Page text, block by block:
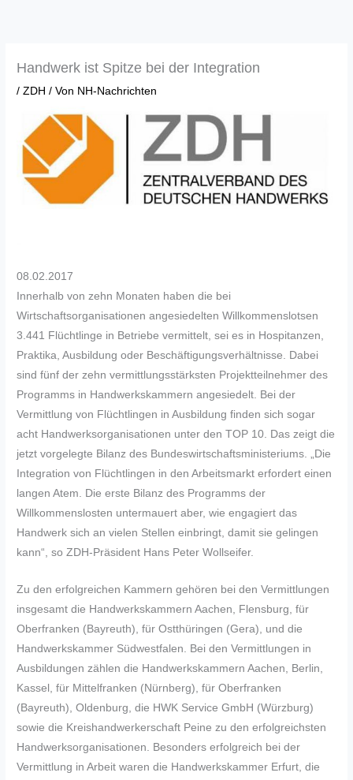
Handwerk ist Spitze bei der Integration
/ZDH / Von NH-Nachrichten
08.02.2017
Innerhalb von zehn Monaten haben die bei
Wirtschaftsorganisationen angesiedelten Willkommenslotsen
3.441 Flüchtlinge in Betriebe vermittelt, sei es in Hospitanzen,
Praktika, Ausbildung oder Beschäftigungsverhältnisse. Dabei
sind fünf der zehn vermittlungsstärksten Projektteilnehmer des
Programms in Handwerkskammern angesiedelt. Bei der
Vermittlung von Flüchtlingen in Ausbildung finden sich sogar
acht Handwerksorganisationen unter den TOP 10. Das zeigt die
jetzt vorgelegte Bilanz des Bundeswirtschaftsministeriums. „Die
Integration von Flüchtlingen in den Arbeitsmarkt erfordert einen
langen Atem. Die erste Bilanz des Programms der
Willkommenslosten untermauert aber, wie engagiert das
Handwerk sich an vielen Stellen einbringt, damit sie gelingen
kann“, so ZDH-Präsident Hans Peter Wollseifer.
Zu den erfolgreichen Kammern gehören bei den Vermittlungen
insgesamt die Handwerkskammern Aachen, Flensburg, für
Oberfranken (Bayreuth), für Ostthüringen (Gera), und die
Handwerkskammer Südwestfalen. Bei den Vermittlungen in
Ausbildungen zählen die Handwerkskammern Aachen, Berlin,
Kassel, für Mittelfranken (Nürnberg), für Oberfranken
(Bayreuth), Oldenburg, die HWK Service GmbH (Würzburg)
sowie die Kreishandwerkerschaft Peine zu den erfolgreichsten
Handwerksorganisationen. Besonders erfolgreich bei der
Vermittlung in Arbeit waren die Handwerkskammer Erfurt, die